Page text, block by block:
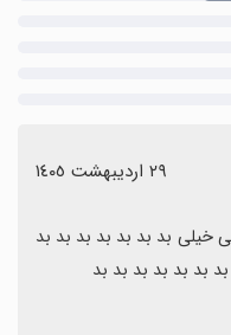
٢٩ اردیبهشت ١٤٠٥
بد بد بد بد بد بد